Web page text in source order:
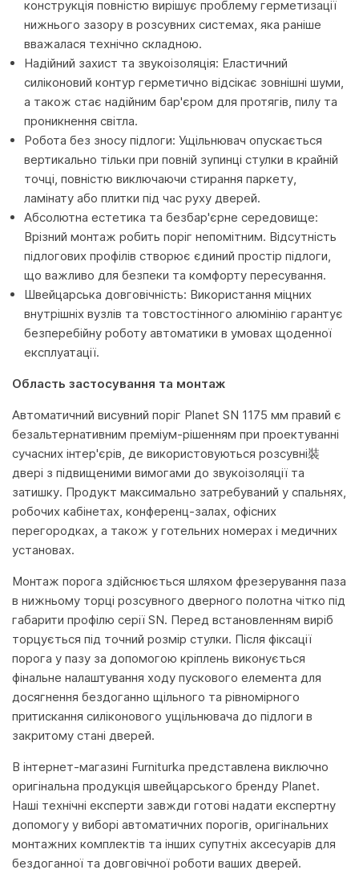
конструкція повністю вирішує проблему герметизації
нижнього зазору в розсувних системах, яка раніше
вважалася технічно складною.
Надійний захист та звукоізоляція: Еластичний
силіконовий контур герметично відсікає зовнішні шуми,
а також стає надійним бар'єром для протягів, пилу та
проникнення світла.
Робота без зносу підлоги: Ущільнювач опускається
вертикально тільки при повній зупинці стулки в крайній
точці, повністю виключаючи стирання паркету,
ламінату або плитки під час руху дверей.
Абсолютна естетика та безбар'єрне середовище:
Врізний монтаж робить поріг непомітним. Відсутність
підлогових профілів створює єдиний простір підлоги,
що важливо для безпеки та комфорту пересування.
Швейцарська довговічність: Використання міцних
внутрішніх вузлів та товстостінного алюмінію гарантує
безперебійну роботу автоматики в умовах щоденної
експлуатації.
Область застосування та монтаж
Автоматичний висувний поріг Planet SN 1175 мм правий є
безальтернативним преміум-рішенням при проектуванні
сучасних інтер'єрів, де використовуються розсувні裝
двері з підвищеними вимогами до звукоізоляції та
затишку. Продукт максимально затребуваний у спальнях,
робочих кабінетах, конференц-залах, офісних
перегородках, а також у готельних номерах і медичних
установах.
Монтаж порога здійснюється шляхом фрезерування паза
в нижньому торці розсувного дверного полотна чітко під
габарити профілю серії SN. Перед встановленням виріб
торцується під точний розмір стулки. Після фіксації
порога у пазу за допомогою кріплень виконується
фінальне налаштування ходу пускового елемента для
досягнення бездоганно щільного та рівномірного
притискання силіконового ущільнювача до підлоги в
закритому стані дверей.
В інтернет-магазині Furniturka представлена виключно
оригінальна продукція швейцарського бренду Planet.
Наші технічні експерти завжди готові надати експертну
допомогу у виборі автоматичних порогів, оригінальних
монтажних комплектів та інших супутніх аксесуарів для
бездоганної та довговічної роботи ваших дверей.